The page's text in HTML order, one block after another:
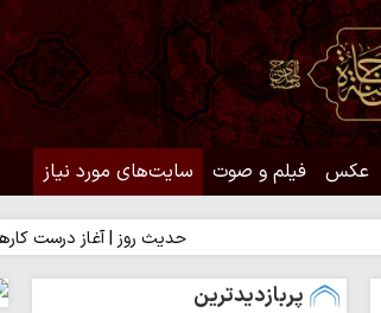
عکس فیلم و صوت سایت‌های مورد نیاز
حدیث روز | آغاز درست کارها
پربازدیدترین